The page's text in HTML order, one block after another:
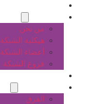
من نحن
هيكلية الشبكة
أعضاء الشبكة
فروع الشبكة
الفرق